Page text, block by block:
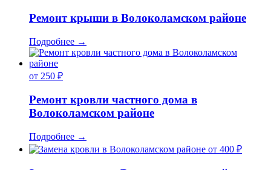
Ремонт крыши в Волоколамском районе
Подробнее →
от 250 ₽
Ремонт кровли частного дома в
Волоколамском районе
Подробнее →
от 400 ₽